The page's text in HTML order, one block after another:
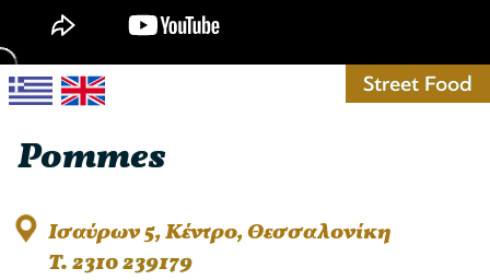
Street Food
Pommes
Ισαύρων 5, Κέντρο, Θεσσαλονίκη
T. 2310 239179